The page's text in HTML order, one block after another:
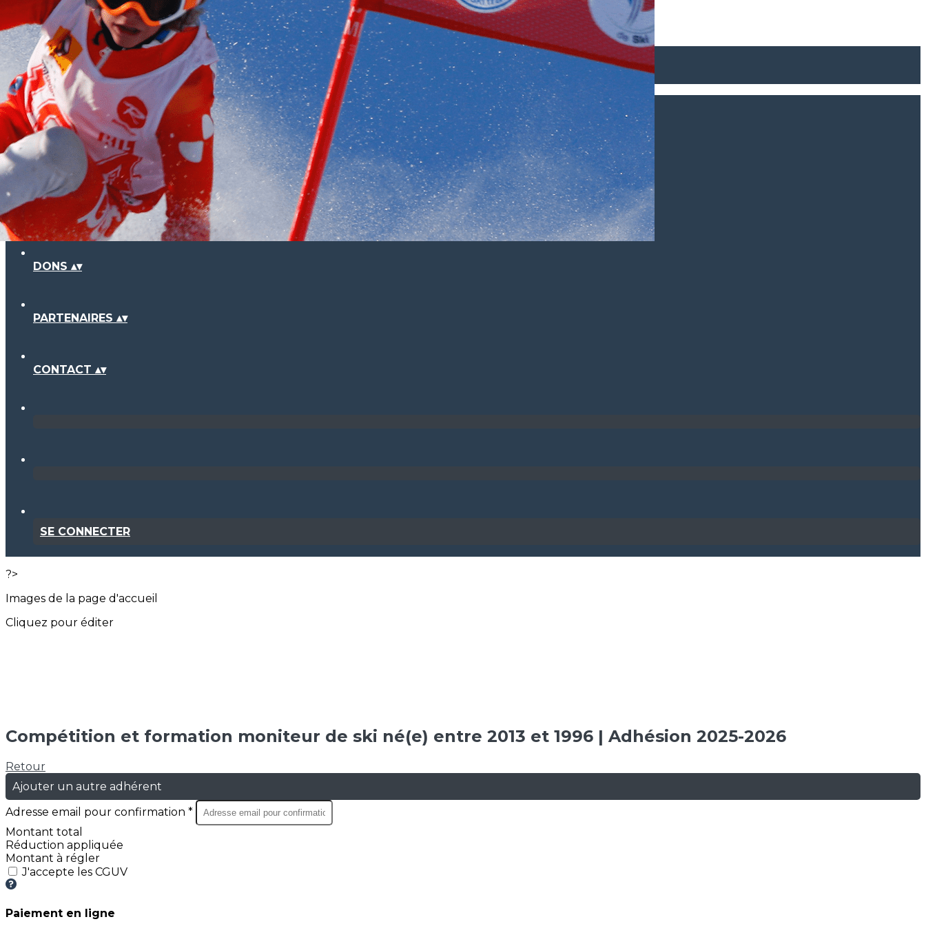
Exporter les lignes sélectionnées
Exporter toutes les colonnes
Exporter uniquement les colonnes affichées
Menu
Ajoutez un logo, un bouton, des réseaux sociaux
Cliquez pour éditer
PAYS VOIRONNAIS SKI CLUB▴▾
INSCRIPTIONS▴▾
DONS ▴▾
PARTENAIRES ▴▾
CONTACT ▴▾
SE CONNECTER
?>
Images de la page d'accueil
Cliquez pour éditer
Compétition et formation moniteur de ski né(e) entre 2013 et 1996 | Adhésion 2025-2026
Retour
Ajouter un autre adhérent
Adresse email pour confirmation *
Montant total
Réduction appliquée
Montant à régler
J'accepte les CGUV
Paiement en ligne